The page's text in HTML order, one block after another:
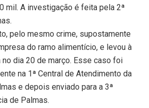
mil. A investigação é feita pela 2ª
pelo mesmo crime, supostamente
do ramo alimentício, e levou à
dia 20 de março. Esse caso foi
na 1ª Central de Atendimento da
e depois enviado para a 3ª
de Palmas.